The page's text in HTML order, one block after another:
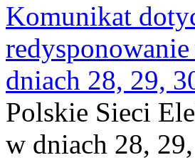
Komunikat
dniach 28, 29,
Polskie Sieci
w dniach 28,